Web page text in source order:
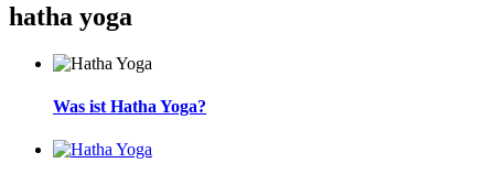
hatha yoga
Was ist Hatha Yoga?